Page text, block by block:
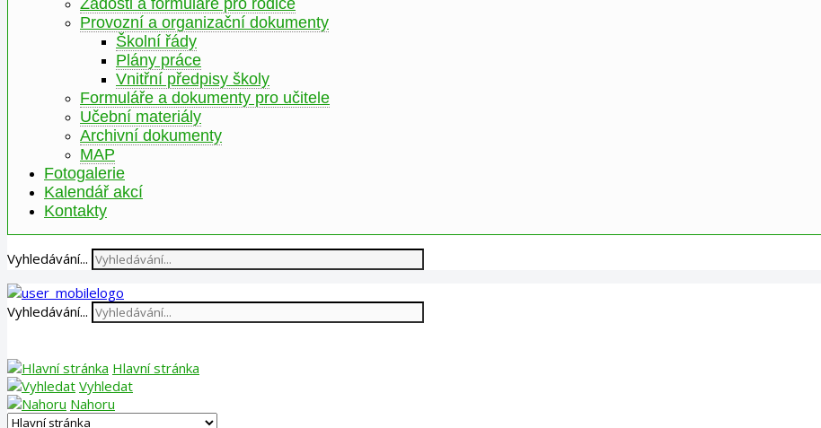
Žádosti a formuláře pro rodiče
Provozní a organizační dokumenty
Školní řády
Plány práce
Vnitřní předpisy školy
Formuláře a dokumenty pro učitele
Učební materiály
Archivní dokumenty
MAP
Fotogalerie
Kalendář akcí
Kontakty
Vyhledávání...
Vyhledávání...
Hlavní stránka
Vyhledat
Nahoru